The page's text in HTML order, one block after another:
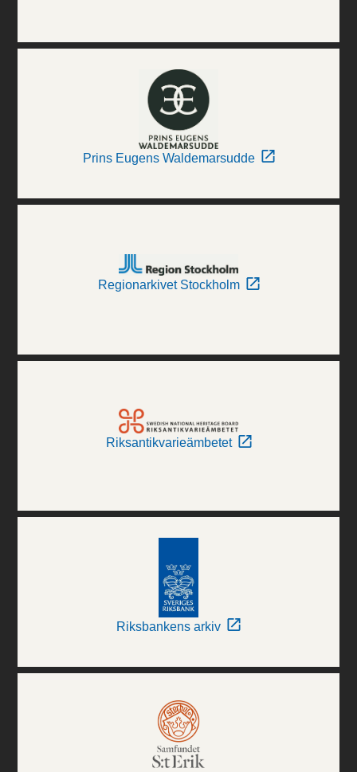
Prins Eugens Waldemarsudde
Regionarkivet Stockholm
Riksantikvarieämbetet
Riksbankens arkiv